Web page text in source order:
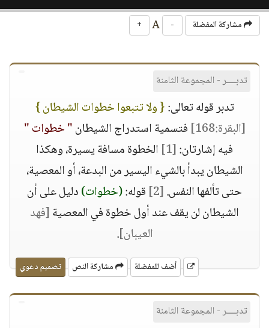
مشاركة المفضلة -
+
تدبــــر - المجموعة الثامنة
تدبر قوله تعالى:{ ولا تتبعوا خطوات الشيطان }
[البقرة:168]
فتسمية استدراج الشيطان" خطوات "
فيه إشارتان:[1]
الخطوة مسافة يسيرة، وهكذا
الشيطان يبدأ بالشيء اليسير من البدعة، أو المعصية،
حتى تألفها النفس.[2] قوله:(خطوات)دليل على أن
الشيطان لن يقف عند أول خطوة في المعصية[فهد
العيبان].
أضف للمفضلة مشاركة النص تصميم دعوي
تدبــــر - المجموعة الثامنة